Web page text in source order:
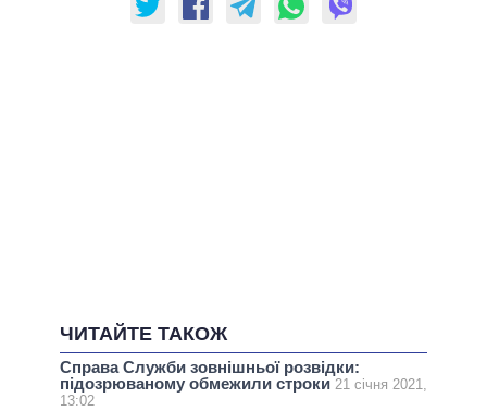
ЧИТАЙТЕ ТАКОЖ
Справа Служби зовнішньої розвідки:
підозрюваному обмежили строки 21 січня 2021,
13:02